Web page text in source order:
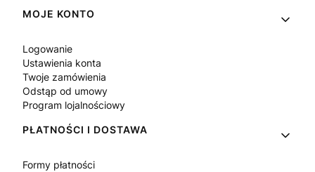
Linki w stopce
MOJE KONTO
Logowanie
Ustawienia konta
Twoje zamówienia
Odstąp od umowy
Program lojalnościowy
PŁATNOŚCI I DOSTAWA
Formy płatności